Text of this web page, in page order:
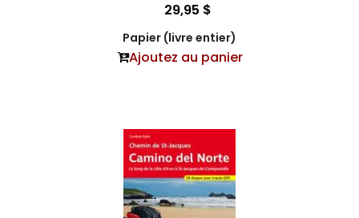
29,95 $
Papier (livre entier)
Ajoutez au panier